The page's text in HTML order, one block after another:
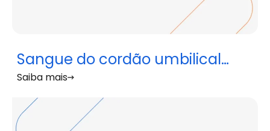
Sangue do cordão umbilical
usado para tratar leucemia em
doentes com mais de 60 anos
Saiba mais